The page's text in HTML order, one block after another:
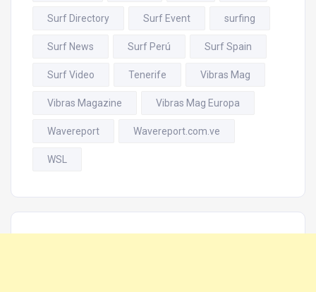
Surf Directory Surf Event surfing
Surf News Surf Perú Surf Spain
Surf Video Tenerife Vibras Mag
Vibras Magazine Vibras Mag Europa
Wavereport Wavereport.com.ve
WSL